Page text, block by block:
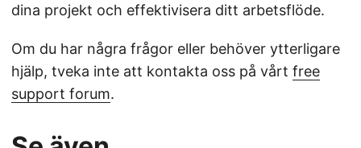
dina projekt och effektivisera ditt arbetsflöde.
Om du har några frågor eller behöver ytterligare
hjälp, tveka inte att kontakta oss på vårt free
support forum.